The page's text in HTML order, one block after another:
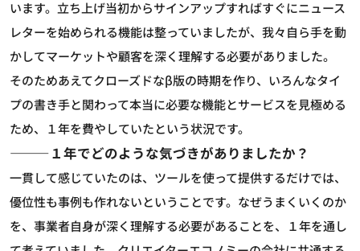
います。立ち上げ当初からサインアップすればすぐにニュース
レターを始められる機能は整っていましたが、我々自ら手を動
かしてマーケットや顧客を深く理解する必要がありました。
そのためあえてクローズドなβ版の時期を作り、いろんなタイ
プの書き手と関わって本当に必要な機能とサービスを見極める
ため、１年を費やしていたという状況です。
―――１年でどのような気づきがありましたか？
一貫して感じていたのは、ツールを使って提供するだけでは、
優位性も事例も作れないということです。なぜうまくいくのか
を、事業者自身が深く理解する必要があることを、１年を通し